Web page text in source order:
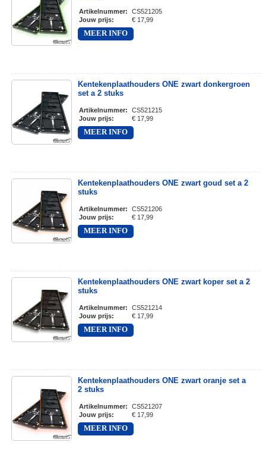
Artikelnummer:
CS521205
Jouw prijs: € 17,99
MEER INFO
Kentekenplaathouders ONE zwart donkergroen
set a 2 stuks
Artikelnummer:
CS521215
Jouw prijs: € 17,99
MEER INFO
Kentekenplaathouders ONE zwart goud set a 2
stuks
Artikelnummer:
CS521206
Jouw prijs: € 17,99
MEER INFO
Kentekenplaathouders ONE zwart koper set a 2
stuks
Artikelnummer:
CS521214
Jouw prijs: € 17,99
MEER INFO
Kentekenplaathouders ONE zwart oranje set a
2 stuks
Artikelnummer:
CS521207
Jouw prijs: € 17,99
MEER INFO